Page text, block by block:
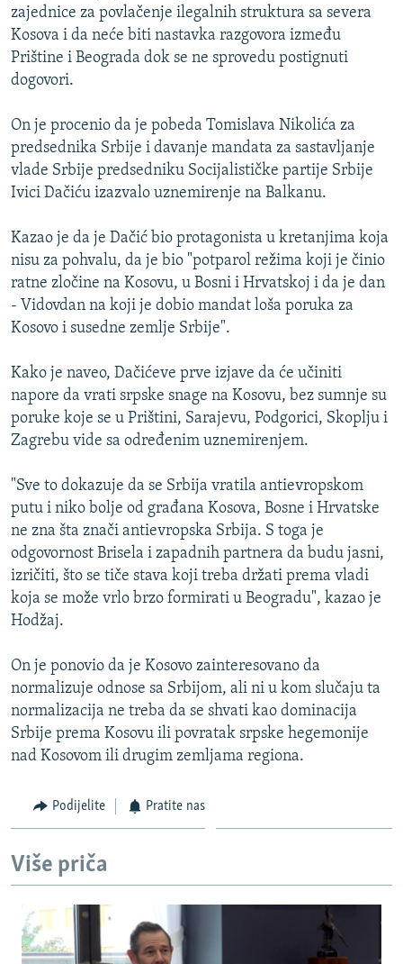
DNEVNO@RSE
SPECIJALI RSE
VIŠE OD NASLOVA
POPLAVE I KLIZIŠTA U BIH 2024.
TV LIBERTY
MOJA EVROPA
TRI DECENIJE OD RATA U BIH
SVE KARTE DEJTONA
NASTANAK I RASPAD JUGOSLAVIJE
PRATITE NAS
Sve RFE/RL stranice
zajednice za povlačenje ilegalnih struktura sa severa
Kosova i da neće biti nastavka razgovora između
Prištine i Beograda dok se ne sprovedu postignuti
dogovori.
On je procenio da je pobeda Tomislava Nikolića za
predsednika Srbije i davanje mandata za sastavljanje
vlade Srbije predsedniku Socijalističke partije Srbije
Ivici Dačiću izazvalo uznemirenje na Balkanu.
Kazao je da je Dačić bio protagonista u kretanjima koja
nisu za pohvalu, da je bio "potparol režima koji je činio
ratne zločine na Kosovu, u Bosni i Hrvatskoj i da je dan
- Vidovdan na koji je dobio mandat loša poruka za
Kosovo i susedne zemlje Srbije".
Kako je naveo, Dačićeve prve izjave da će učiniti
napore da vrati srpske snage na Kosovu, bez sumnje su
poruke koje se u Prištini, Sarajevu, Podgorici, Skoplju i
Zagrebu vide sa određenim uznemirenjem.
"Sve to dokazuje da se Srbija vratila antievropskom
putu i niko bolje od građana Kosova, Bosne i Hrvatske
ne zna šta znači antievropska Srbija. S toga je
odgovornost Brisela i zapadnih partnera da budu jasni,
izričiti, što se tiče stava koji treba držati prema vladi
koja se može vrlo brzo formirati u Beogradu", kazao je
Hodžaj.
On je ponovio da je Kosovo zainteresovano da
normalizuje odnose sa Srbijom, ali ni u kom slučaju ta
normalizacija ne treba da se shvati kao dominacija
Srbije prema Kosovu ili povratak srpske hegemonije
nad Kosovom ili drugim zemljama regiona.
Podijelite Pratite nas
Više priča